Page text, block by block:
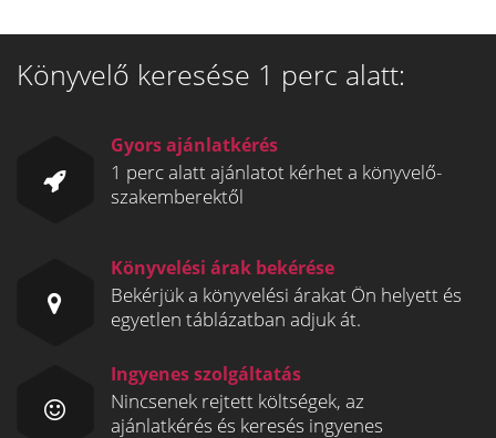
Könyvelő keresése 1 perc alatt:
Gyors ajánlatkérés
1 perc alatt ajánlatot kérhet a könyvelő-
szakemberektől
Könyvelési árak bekérése
Bekérjük a könyvelési árakat Ön helyett és
egyetlen táblázatban adjuk át.
Ingyenes szolgáltatás
Nincsenek rejtett költségek, az
ajánlatkérés és keresés ingyenes